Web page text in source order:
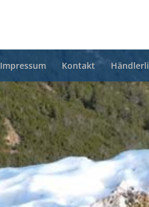
Impressum Kontakt